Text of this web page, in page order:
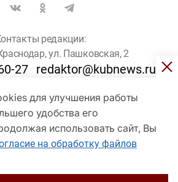
для улучшения работы
удобства его
использовать сайт, Вы
на обработку файлов
редакции:
ул. Пашковская, 2
27 redaktor@kubnews.ru
старше 16 лет
Новости, 2017
зарегистрировано Федеральной
связи, информационных технологий
(Роскомнадзор). Регистрационный